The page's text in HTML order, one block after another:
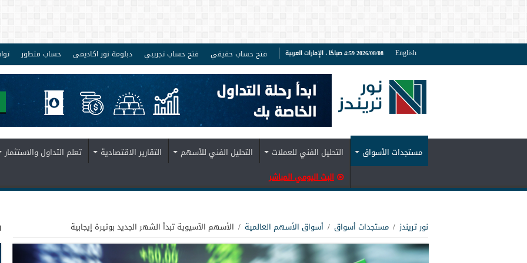
English 2026/08/08 4:59 صباحًا ، الإمارات العربية فتح حساب حقيقي فتح حساب تجريبي دبلومة نور اكاديمي حساب متطور
مستجدات الأسواق التحليل الفني للعملات التحليل الفني للأسهم التقارير الاقتصادية
تعلم التداول والاستثمار
البث اليومي المباشر
نور تريندز / مستجدات أسواق / أسواق الأسهم العالمية / الأسهم الآسيوية تبدأ الشهر الجديد بوتيرة إيجابية